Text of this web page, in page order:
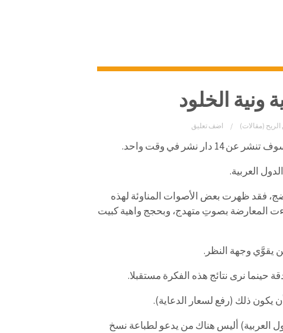
ونية الخلود
(مقالات) اضف تعليق
نشر في وقت واحد.
العربية.
فقد ظهرت بعض الأصوات المناوئة لهذه
المعارضة بصوتِ متهدج، وبحجج واهية كبيت
يقوَّي وجهة النظر.
حينما نرى نتائج هذه الفكرة مستقبلا.
العربية) أليس هناك من يدعو لطباعة نسخ